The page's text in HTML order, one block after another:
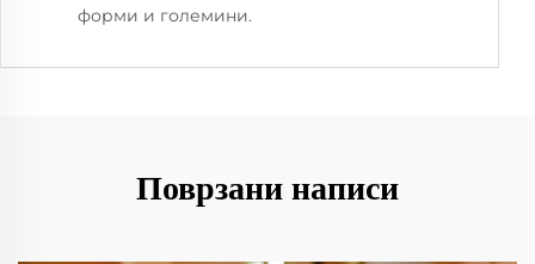
форми и големини.
Поврзани написи